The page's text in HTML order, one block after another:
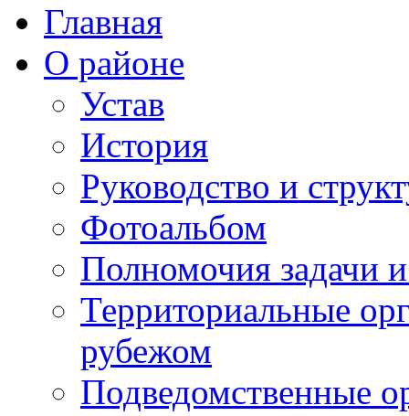
Главная
О районе
Устав
История
Руководство и
Фотоальбом
Полномочия задачи
Территориальные
рубежом
Подведомственные